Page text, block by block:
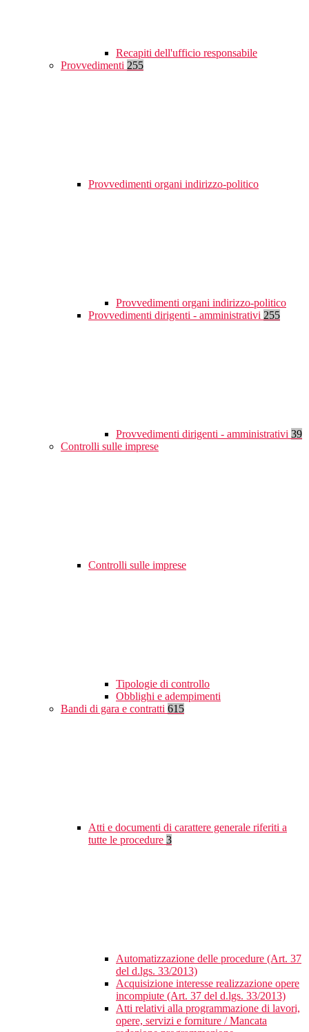
Recapiti dell'ufficio responsabile
Provvedimenti 255
Provvedimenti organi indirizzo-politico
Provvedimenti organi indirizzo-politico
Provvedimenti dirigenti - amministrativi 255
Provvedimenti dirigenti - amministrativi 39
Controlli sulle imprese
Controlli sulle imprese
Tipologie di controllo
Obblighi e adempimenti
Bandi di gara e contratti 615
Atti e documenti di carattere generale riferiti a
tutte le procedure 3
Automatizzazione delle procedure (Art. 37
del d.lgs. 33/2013)
Acquisizione interesse realizzazione opere
incompiute (Art. 37 del d.lgs. 33/2013)
Atti relativi alla programmazione di lavori,
opere, servizi e forniture / Mancata